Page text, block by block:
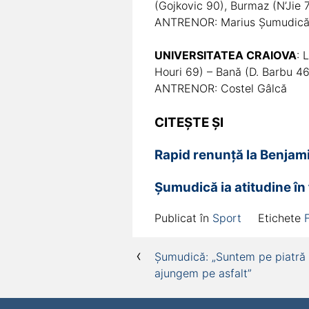
(Gojkovic 90), Burmaz (N’Jie
ANTRENOR: Marius Şumudică
UNIVERSITATEA CRAIOVA:
Houri 69) – Bană (D. Barbu
ANTRENOR: Costel Gâlcă
CITEȘTE ȘI
Rapid renunță la
Șumudică ia atitudine în
Publicat în Sport Etichete
Navigare
Șumudică: „Suntem pe
ajungem pe asfalt”